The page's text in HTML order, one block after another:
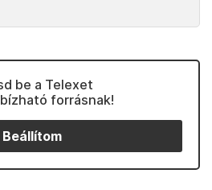
be a Telexet
forrásnak!
Beállítom